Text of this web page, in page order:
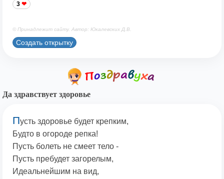
3
© Принадлежит сайту. Автор: Юкалевских Д.В.
Создать открытку
Да здравствует здоровье
Пусть здоровье будет крепким,
Будто в огороде репка!
Пусть болеть не смеет тело -
Пусть пребудет загорелым,
Идеальнейшим на вид,